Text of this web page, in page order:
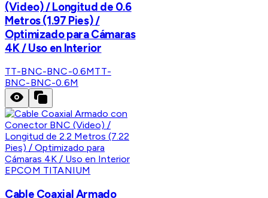
(Video) / Longitud de 0.6
Metros (1.97 Pies) /
Optimizado para Cámaras
4K / Uso en Interior
TT-BNC-BNC-0.6MTT-
BNC-BNC-0.6M
EPCOM TITANIUM
Cable Coaxial Armado